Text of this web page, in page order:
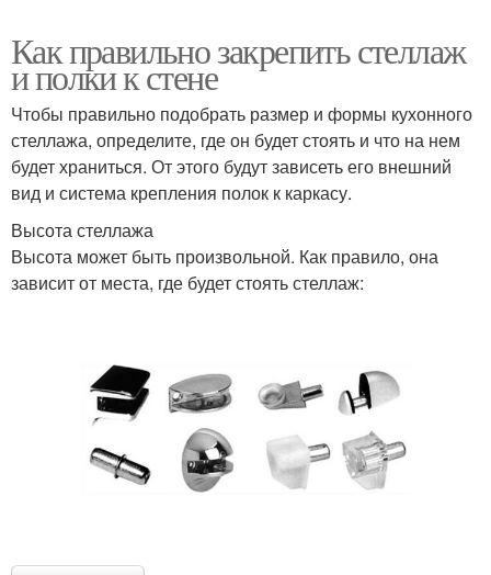
Как правильно закрепить стеллаж
и полки к стене
Чтобы правильно подобрать размер и формы кухонного
стеллажа, определите, где он будет стоять и что на нем
будет храниться. От этого будут зависеть его внешний
вид и система крепления полок к каркасу.
Высота стеллажа
Высота может быть произвольной. Как правило, она
зависит от места, где будет стоять стеллаж: